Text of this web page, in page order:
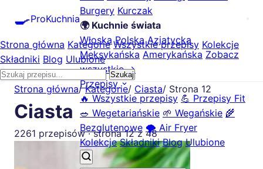
🍳ProKuchnia
Burgery Kurczak
🌍 Kuchnie świata
Włoska Polska Azjatycka
Meksykańska Amerykańska Zobacz
wszystkie →
Przepisy
🔥 Wszystkie przepisy 💪 Przepisy Fit
🥗 Wegetariańskie 🌱 Wegańskie 🌾
Bezglutenowe 🌪️ Air Fryer
Kolekcje Składniki Blog Ulubione
Strona główna Kategorie Wszystkie przepisy Kolekcje
Składniki Blog Ulubione
Szukaj
Strona główna/ Kategorie/ Ciasta/ Strona 12
Ciasta
2261 przepisów · strona 12 z 48